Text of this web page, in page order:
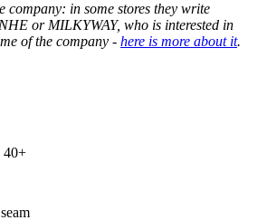
company: in some stores they write
or MILKYWAY, who is interested in
of the company - here is more about it.
40+